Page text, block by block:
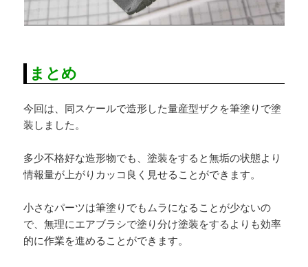
まとめ
今回は、同スケールで造形した量産型ザクを筆塗りで塗
装しました。
多少不格好な造形物でも、塗装をすると無垢の状態より
情報量が上がりカッコ良く見せることができます。
小さなパーツは筆塗りでもムラになることが少ないの
で、無理にエアブラシで塗り分け塗装をするよりも効率
的に作業を進めることができます。